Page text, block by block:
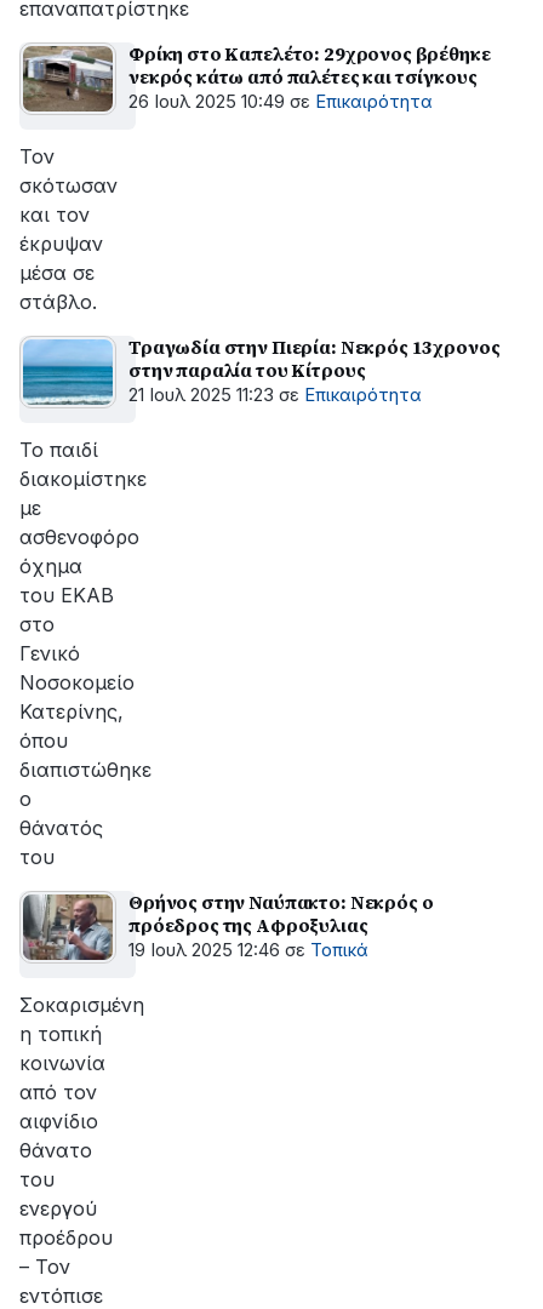
επαναπατρίστηκε
Φρίκη στο Καπελέτο: 29χρονος βρέθηκε
νεκρός κάτω από παλέτες και τσίγκους
26 Ιουλ 2025 10:49 σε Επικαιρότητα
Τον
σκότωσαν
και τον
έκρυψαν
μέσα σε
στάβλο.
Τραγωδία στην Πιερία: Νεκρός 13χρονος
στην παραλία του Κίτρους
21 Ιουλ 2025 11:23 σε Επικαιρότητα
Το παιδί
διακομίστηκε
με
ασθενοφόρο
όχημα
του ΕΚΑΒ
στο
Γενικό
Νοσοκομείο
Κατερίνης,
όπου
διαπιστώθηκε
ο
θάνατός
του
Θρήνος στην Ναύπακτο: Νεκρός ο
πρόεδρος της Αφροξυλιας
19 Ιουλ 2025 12:46 σε Τοπικά
Σοκαρισμένη
η τοπική
κοινωνία
από τον
αιφνίδιο
θάνατο
του
ενεργού
προέδρου
– Τον
εντόπισε